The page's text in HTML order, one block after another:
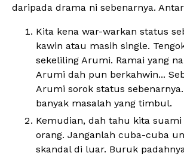
daripada drama ni sebenarnya.
Kita kena war-warkan status
kawin atau masih single.
sekeliling Arumi. Ramai yang
Arumi dah pun berkahwin...
Arumi sorok status
banyak masalah yang timbul.
Kemudian, dah tahu kita
orang. Janganlah cuba-cuba
skandal di luar. Buruk